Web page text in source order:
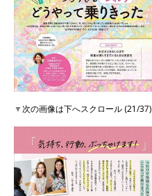
▼次の画像は下へスクロール (21/37)